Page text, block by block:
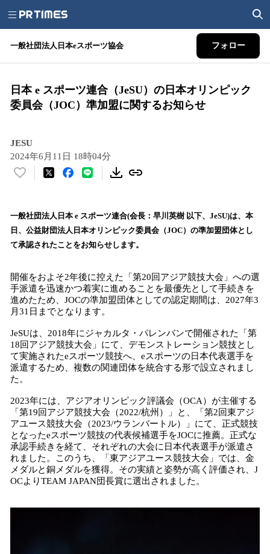
一般社団法人日本eスポーツ協会 フォロー
日本 e スポーツ連合（JeSU）の日本オリンピック
委員会（JOC）準加盟に関するお知らせ
JESU
2024年6月11日 18時04分
い
！
数
を
込
み
中
で
す
一般社団法人日本 e スポーツ連合(会長：早川英樹 以下、JeSU)は、本
日、公益財団法人日本オリンピック委員会（JOC）の準加盟団体とし
て承認されたことをお知らせします。
開催をおよそ2年後に控えた「第20回アジア競技大会」への選
手派遣を迅速かつ着実に進めることを最優先として手続きを
進めたため、JOCの準加盟団体としての認定期間は、2027年3
月31日までとなります。
JeSUは、2018年にジャカルタ・パレンバンで開催された「第
18回アジア競技大会」にて、デモンストレーション競技とし
て実施されたeスポーツ競技へ、eスポーツの日本代表選手を
派遣するため、複数の関連団体を統合する形で設立されまし
た。
2023年には、アジアオリンピック評議会（OCA）が主催する
「第19回アジア競技大会（2022/杭州）」と、「第2回東アジ
アユース競技大会（2023/ウランバートル）」にて、正式競技
となったeスポーツ競技の代表候補選手をJOCに推薦。正式な
承認手続きを経て、それぞれの大会に日本代表選手が派遣さ
れました。このうち、「東アジアユース競技大会」では、金
メダルと銅メダルを獲得。その実績と姿勢が高く評価され、J
OCよりTEAM JAPAN団長賞に選出されました。